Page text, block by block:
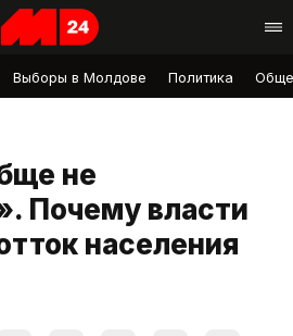
Выборы в Молдове Политика
не
Почему власти
населения